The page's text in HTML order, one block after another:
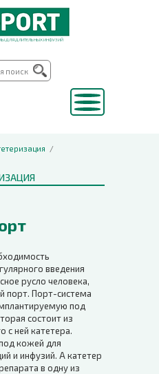
ДЛЯ ДЛИТЕЛЬНЫХ ИНФУЗИЙ
введения
русло человека,
порт. Порт-система
под
состоит из
с ней катетера.
кожей для
и инфузий. А катетер
в одну из